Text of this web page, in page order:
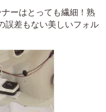
ーはとっても繊細！熟
誤差もない美しいフォル